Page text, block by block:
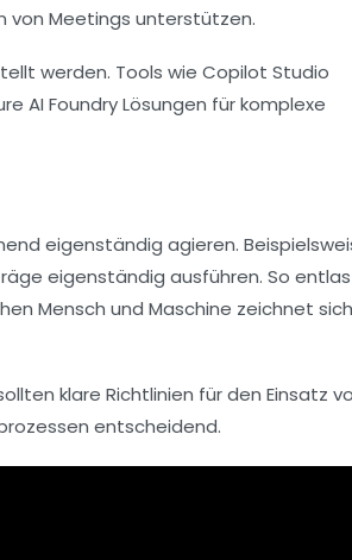
von Meetings unterstützen.
werden. Tools wie Copilot Studio
AI Foundry Lösungen für komplexe
eigenständig agieren.
eigenständig ausführen. So
Mensch und Maschine zeichnet
klare Richtlinien für den Einsatz
entscheidend.